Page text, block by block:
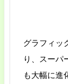
グラフィッ
り、スーパ
も大幅に進